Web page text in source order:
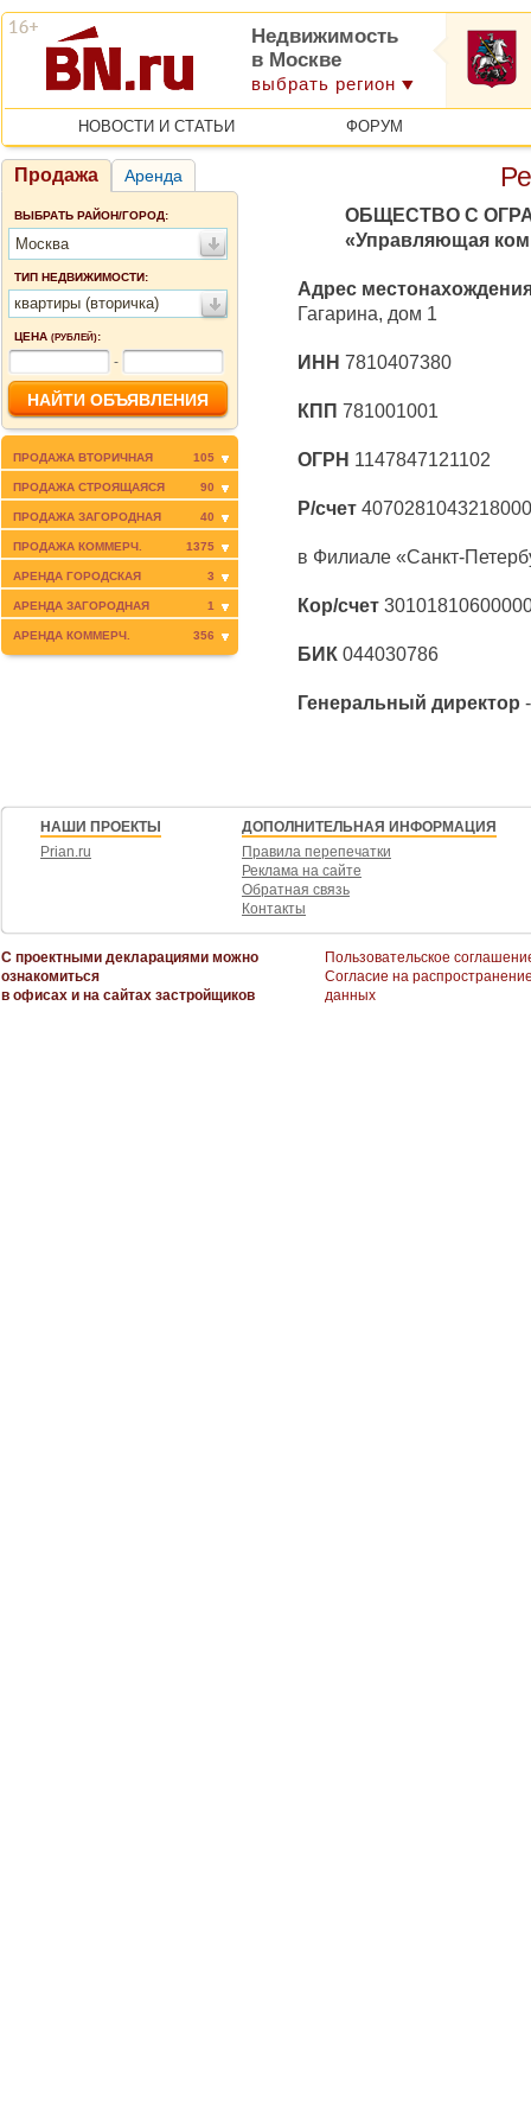
Недвижимость
в Москве
выбрать регион
НОВОСТИ И СТАТЬИ ФОРУМ
Продажа Аренда
ВЫБРАТЬ РАЙОН/ГОРОД:
Москва
ТИП НЕДВИЖИМОСТИ:
квартиры (вторичка)
ЦЕНА (РУБЛЕЙ):
-
ПРОДАЖА ВТОРИЧНАЯ 105
ПРОДАЖА СТРОЯЩАЯСЯ 90
ПРОДАЖА ЗАГОРОДНАЯ 40
ПРОДАЖА КОММЕРЧ. 1375
АРЕНДА ГОРОДСКАЯ 3
АРЕНДА ЗАГОРОДНАЯ 1
АРЕНДА КОММЕРЧ. 356
ОБЩЕСТВО С
«Управляющая
Адрес
Гагарина, дом 1
ИНН 7810407380
КПП 781001001
ОГРН 1147847121102
Р/счет
в Филиале «Санкт-
Кор/счет
БИК 044030786
Генеральный директор
НАШИ ПРОЕКТЫ
Prian.ru
ДОПОЛНИТЕЛЬНАЯ ИНФОРМАЦИЯ
Правила перепечатки
Реклама на сайте
Обратная связь
Контакты
С проектными декларациями можно
ознакомиться
в офисах и на сайтах застройщиков
Пользовательское
Согласие на
данных